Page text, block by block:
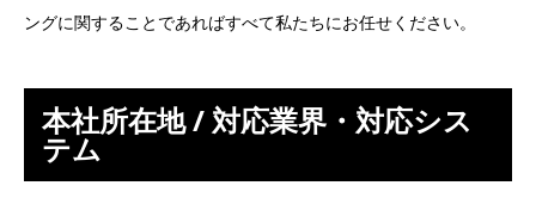
ングに関することであればすべて私たちにお任せください。
本社所在地 / 対応業界・対応シス
テム